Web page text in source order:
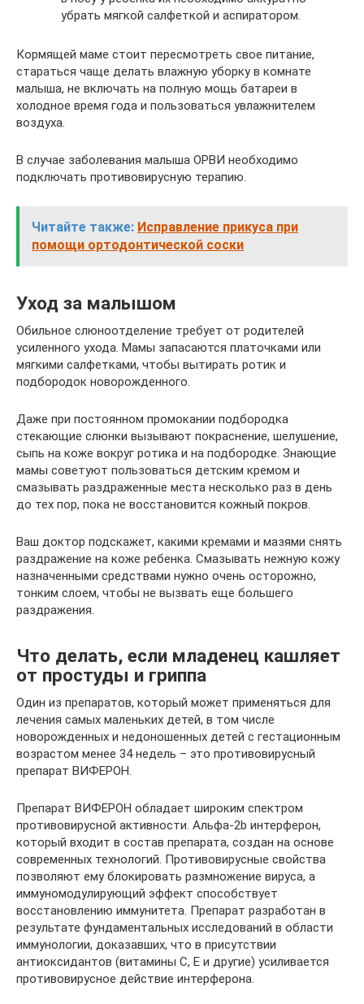
убрать мягкой салфеткой и аспиратором.
Кормящей маме стоит пересмотреть свое питание,
стараться чаще делать влажную уборку в комнате
малыша, не включать на полную мощь батареи в
холодное время года и пользоваться увлажнителем
воздуха.
В случае заболевания малыша ОРВИ необходимо
подключать противовирусную терапию.
Читайте также: Исправление прикуса при
помощи ортодонтической соски
Уход за малышом
Обильное слюноотделение требует от родителей
усиленного ухода. Мамы запасаются платочками или
мягкими салфетками, чтобы вытирать ротик и
подбородок новорожденного.
Даже при постоянном промокании подбородка
стекающие слюнки вызывают покраснение, шелушение,
сыпь на коже вокруг ротика и на подбородке. Знающие
мамы советуют пользоваться детским кремом и
смазывать раздраженные места несколько раз в день
до тех пор, пока не восстановится кожный покров.
Ваш доктор подскажет, какими кремами и мазями снять
раздражение на коже ребенка. Смазывать нежную кожу
назначенными средствами нужно очень осторожно,
тонким слоем, чтобы не вызвать еще большего
раздражения.
Что делать, если младенец кашляет
от простуды и гриппа
Один из препаратов, который может применяться для
лечения самых маленьких детей, в том числе
новорожденных и недоношенных детей с гестационным
возрастом менее 34 недель – это противовирусный
препарат ВИФЕРОН.
Препарат ВИФЕРОН обладает широким спектром
противовирусной активности. Альфа-2b интерферон,
который входит в состав препарата, создан на основе
современных технологий. Противовирусные свойства
позволяют ему блокировать размножение вируса, а
иммуномодулирующий эффект способствует
восстановлению иммунитета. Препарат разработан в
результате фундаментальных исследований в области
иммунологии, доказавших, что в присутствии
антиоксидантов (витамины С, Е и другие) усиливается
противовирусное действие интерферона.